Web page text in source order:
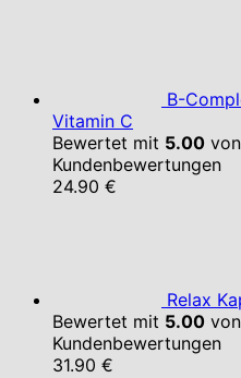
B-
Vitamin C
Bewertet mit 5.00
Kundenbewertungen
24.90 €
Relax
Bewertet mit 5.00
Kundenbewertungen
31.90 €